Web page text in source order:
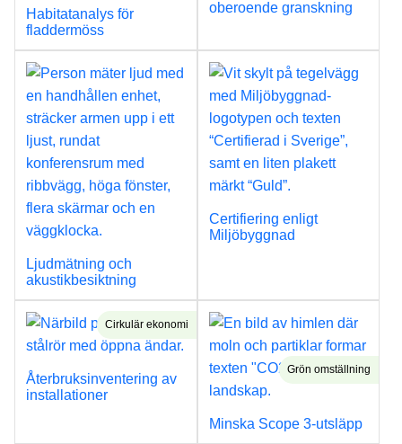
Habitatanalys för
fladdermöss
oberoende granskning
Ljudmätning och
akustikbesiktning
Certifiering enligt
Miljöbyggnad
Cirkulär ekonomi
Återbruksinventering av
installationer
Grön omställning
Minska Scope 3-utsläpp